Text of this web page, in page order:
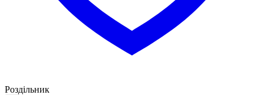
Роздільник